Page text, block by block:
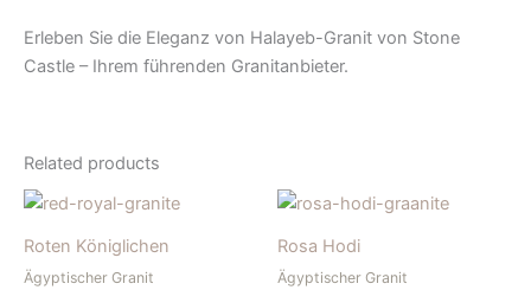
Erleben Sie die Eleganz von Halayeb-Granit von Stone
Castle – Ihrem führenden Granitanbieter.
Related products
Roten Königlichen
Ägyptischer Granit
Rosa Hodi
Ägyptischer Granit